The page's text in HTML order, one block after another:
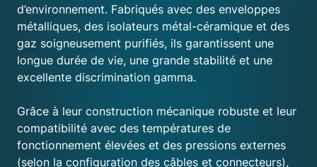
d’environnement. Fabriqués avec des enveloppes
métalliques, des isolateurs métal-céramique et des
gaz soigneusement purifiés, ils garantissent une
longue durée de vie, une grande stabilité et une
excellente discrimination gamma.
Grâce à leur construction mécanique robuste et leur
compatibilité avec des températures de
fonctionnement élevées et des pressions externes
(selon la configuration des câbles et connecteurs),